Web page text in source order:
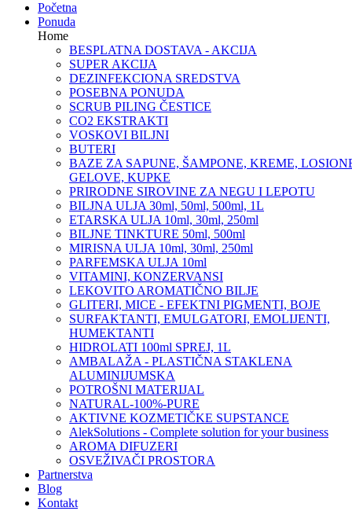
Početna
Ponuda
Home
BESPLATNA DOSTAVA - AKCIJA
SUPER AKCIJA
DEZINFEKCIONA SREDSTVA
POSEBNA PONUDA
SCRUB PILING ČESTICE
CO2 EKSTRAKTI
VOSKOVI BILJNI
BUTERI
BAZE ZA SAPUNE, ŠAMPONE, KREME,
GELOVE, KUPKE
PRIRODNE SIROVINE ZA NEGU I LEPOTU
BILJNA ULJA 30ml, 50ml, 500ml, 1L
ETARSKA ULJA 10ml, 30ml, 250ml
BILJNE TINKTURE 50ml, 500ml
MIRISNA ULJA 10ml, 30ml, 250ml
PARFEMSKA ULJA 10ml
VITAMINI, KONZERVANSI
LEKOVITO AROMATIČNO BILJE
GLITERI, MICE - EFEKTNI PIGMENTI, BOJE
SURFAKTANTI, EMULGATORI, EMOLIJENTI,
HUMEKTANTI
HIDROLATI 100ml SPREJ, 1L
AMBALAŽA - PLASTIČNA STAKLENA
ALUMINIJUMSKA
POTROŠNI MATERIJAL
NATURAL-100%-PURE
AKTIVNE KOZMETIČKE SUPSTANCE
AlekSolutions - Complete solution for your business
AROMA DIFUZERI
OSVEŽIVAČI PROSTORA
Partnerstva
Blog
Kontakt